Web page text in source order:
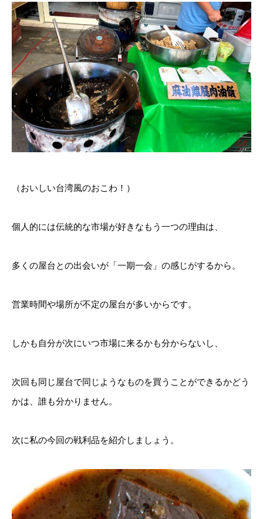
（おいしい台湾風のおこわ！）
個人的には伝統的な市場が好きなもう一つの理由は、
多くの屋台との出会いが「一期一会」の感じがするから。
営業時間や場所が不定の屋台が多いからです。
しかも自分が次にいつ市場に来るかも分からないし、
次回も同じ屋台で同じようなものを買うことができるかどう
かは、誰も分かりません。
次に私の今回の戦利品を紹介しましょう。